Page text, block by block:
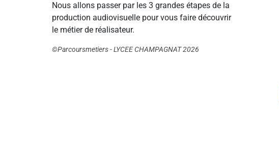
Nous allons passer par les 3 grandes étapes de la
production audiovisuelle pour vous faire découvrir
le métier de réalisateur.
©Parcoursmetiers - LYCEE CHAMPAGNAT 2026